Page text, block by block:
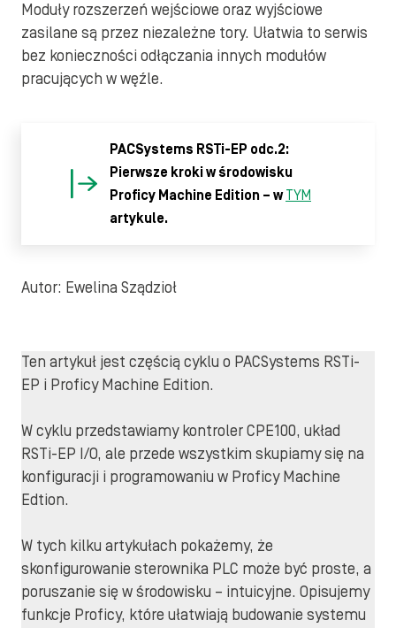
Moduły rozszerzeń wejściowe oraz wyjściowe
zasilane są przez niezależne tory. Ułatwia to serwis
bez konieczności odłączania innych modułów
pracujących w węźle.
PACSystems RSTi-EP odc.2:
Pierwsze kroki w środowisku
Proficy Machine Edition – wTYM
artykule.
Autor: Ewelina Sządzioł
Ten artykuł jest częścią cyklu o PACSystems RSTi-
EP i Proficy Machine Edition.
W cyklu przedstawiamy kontroler CPE100, układ
RSTi-EP I/O, ale przede wszystkim skupiamy się na
konfiguracji i programowaniu w Proficy Machine
Edtion.
W tych kilku artykułach pokażemy, że
skonfigurowanie sterownika PLC może być proste, a
poruszanie się w środowisku – intuicyjne. Opisujemy
funkcje Proficy, które ułatwiają budowanie systemu